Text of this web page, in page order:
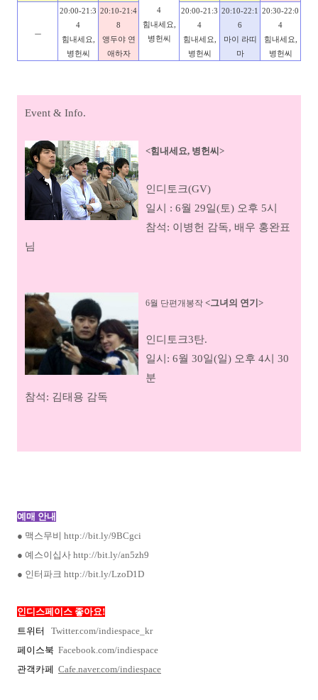
4
힘내세요,
병헌씨
ㅡ
20:00-21:3
4
힘내세요,
병헌씨
20:10-21:4
8
앵두야 연
애하자
20:00-21:3
4
힘내세요,
병헌씨
20:10-22:1
6
마이 라띠
마
20:30-22:0
4
힘내세요,
병헌씨
Event & Info.
<힘내세요, 병헌씨>
인디토크(GV)
일시 : 6월 29일(토) 오후 5시
참석: 이병헌 감독, 배우 홍완표
님
6월 단편개봉작 <그녀의 연기>
인디토크3탄.
일시: 6월 30일(일) 오후 4시 30
분
참석: 김태용 감독
예매 안내
● 맥스무비 http://bit.ly/9BCgci
● 예스이십사 http://bit.ly/an5zh9
● 인터파크 http://bit.ly/LzoD1D
인디스페이스 좋아요!
트위터 Twitter.com/indiespace_kr
페이스북 Facebook.com/indiespace
관객카페 Cafe.naver.com/indiespace